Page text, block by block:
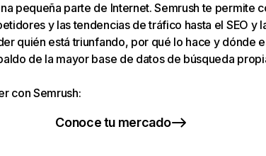
pequeña parte de Internet. Semrush te permite
y las tendencias de tráfico hasta el SEO y
quién está triunfando, por qué lo hace y dónde
de la mayor base de datos de búsqueda
con Semrush:
Conoce tu mercado